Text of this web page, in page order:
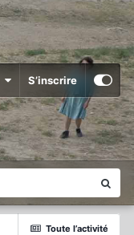
S’inscrire
Toute l’activité